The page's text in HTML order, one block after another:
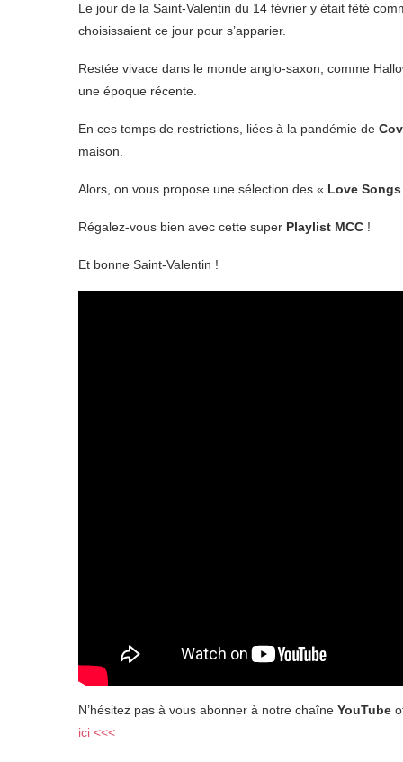
Le jour de la Saint-Valentin du 14 février y était fêté
choisissaient ce jour pour s’apparier.
Restée vivace dans le monde anglo-saxon, comme
une époque récente.
En ces temps de restrictions, liées à la pandémie de
maison.
Alors, on vous propose une sélection des « Love Songs
Régalez-vous bien avec cette super Playlist MCC !
Et bonne Saint-Valentin !
N’hésitez pas à vous abonner à notre chaîne YouTube
ici <<<